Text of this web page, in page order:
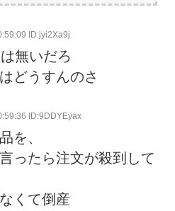
ID:jyi2Xa9j
無いだろ
どうすんのさ
ID:9DDYEyax
を、
ったら注文が殺到して
くて倒産